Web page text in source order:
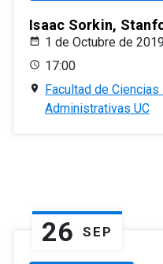
Isaac Sorkin,
1 de Octubre de
17:00
Facultad de
Administrativas UC
26 SEP